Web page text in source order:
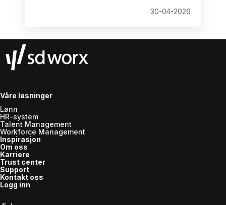
negativt for virksomheter. Med god
tid. I denne artikkelen ser vi nærmere på de
vanligste bekymringene og hvordan de kan
håndteres.
30-04-2026
Våre løsninger
Lønn
HR-system
Talent Management
Workforce Management
Inspirasjon
Om oss
Karriere
Trust center
Support
Kontakt oss
Logg inn